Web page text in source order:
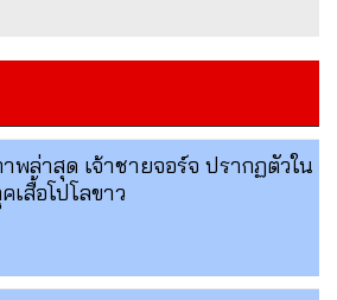
พล่าสุด เจ้าชายจอร์จ ปรากฏตัวใน
เสื้อโปโลขาว